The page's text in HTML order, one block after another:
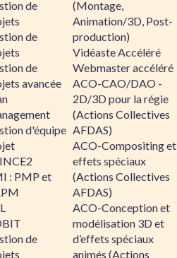
de
de
de
avancée
d'équipe
: PMP et
de
(Montage,
Animation/3D, Post-
production)
Vidéaste Accéléré
Webmaster accéléré
ACO-CAO/DAO -
2D/3D pour la régie
(Actions Collectives
AFDAS)
ACO-Compositing et
effets spéciaux
(Actions Collectives
AFDAS)
ACO-Conception et
modélisation 3D et
d’effets spéciaux
animés (Actions